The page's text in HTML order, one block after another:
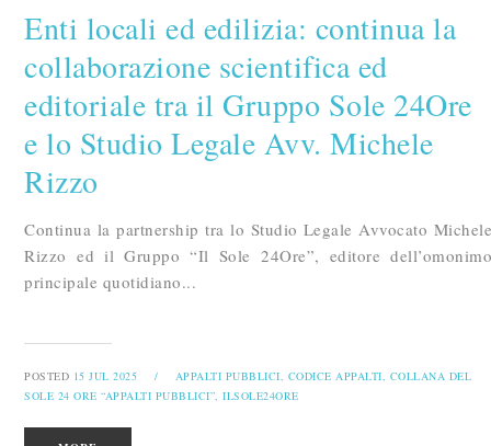
Enti locali ed edilizia: continua la
collaborazione scientifica ed
editoriale tra il Gruppo Sole 24Ore
e lo Studio Legale Avv. Michele
Rizzo
Continua la partnership tra lo Studio Legale Avvocato
Rizzo ed il Gruppo “Il Sole 24Ore”, editore
principale quotidiano...
POSTED 15 JUL 2025 / APPALTI PUBBLICI, CODICE APPALTI, COLLANA DEL
SOLE 24 ORE “APPALTI PUBBLICI”, ILSOLE24ORE